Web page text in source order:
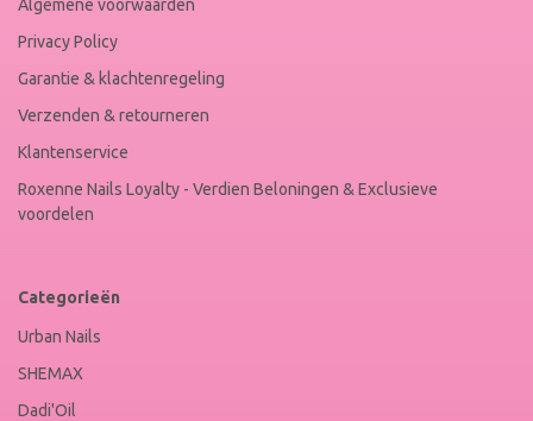
Algemene voorwaarden
Privacy Policy
Garantie & klachtenregeling
Verzenden & retourneren
Klantenservice
Roxenne Nails Loyalty - Verdien Beloningen & Exclusieve
voordelen
Categorieën
Urban Nails
SHEMAX
Dadi'Oil